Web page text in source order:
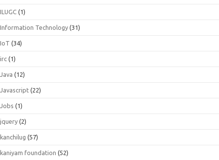
ILUGC (1)
Information Technology (31)
IoT (34)
irc (1)
Java (12)
Javascript (22)
Jobs (1)
jquery (2)
kanchilug (57)
kaniyam foundation (52)